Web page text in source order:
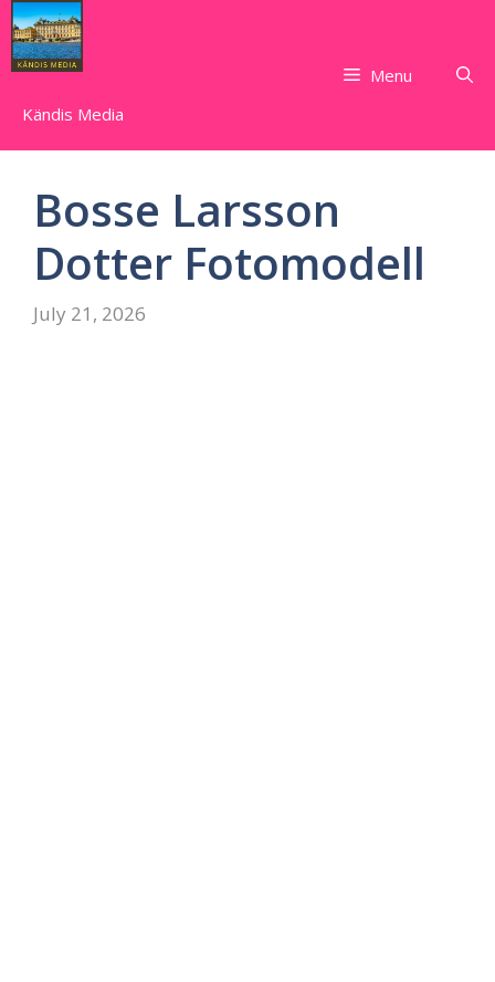
Skip
to
content
Kändis Media
Menu
Bosse Larsson
Dotter Fotomodell
July 21, 2026